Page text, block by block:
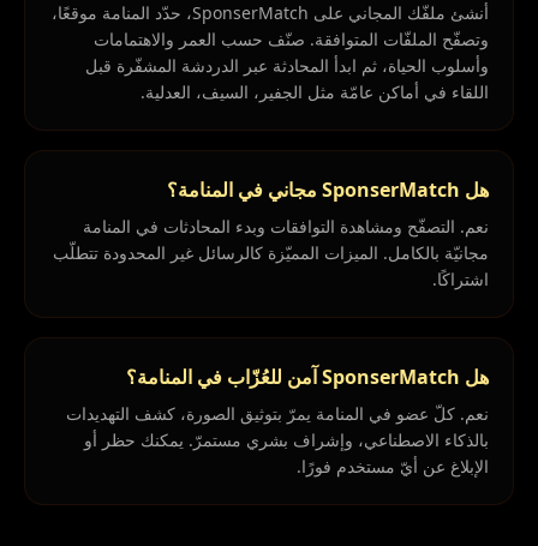
أنشئ ملفّك المجاني على SponserMatch، حدّد المنامة موقعًا،
وتصفّح الملفّات المتوافقة. صنّف حسب العمر والاهتمامات
وأسلوب الحياة، ثم ابدأ المحادثة عبر الدردشة المشفّرة قبل
اللقاء في أماكن عامّة مثل الجفير، السيف، العدلية.
هل SponserMatch مجاني في المنامة؟
نعم. التصفّح ومشاهدة التوافقات وبدء المحادثات في المنامة
مجانيّة بالكامل. الميزات المميّزة كالرسائل غير المحدودة تتطلّب
اشتراكًا.
هل SponserMatch آمن للعُزّاب في المنامة؟
نعم. كلّ عضو في المنامة يمرّ بتوثيق الصورة، كشف التهديدات
بالذكاء الاصطناعي، وإشراف بشري مستمرّ. يمكنك حظر أو
الإبلاغ عن أيّ مستخدم فورًا.